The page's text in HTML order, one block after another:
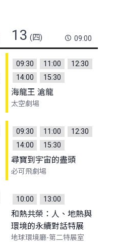
13 (四) 09:00
09:30 11:00
12:30
14:00
15:30
海龍王 滄龍
太空劇場
09:30 11:00
12:30
14:00
15:30
尋寶到宇宙的盡頭
必可飛劇場
10:00 13:00
和熱共榮：人、地熱與
環境的永續對話特展
地球環境廳-第二特展室